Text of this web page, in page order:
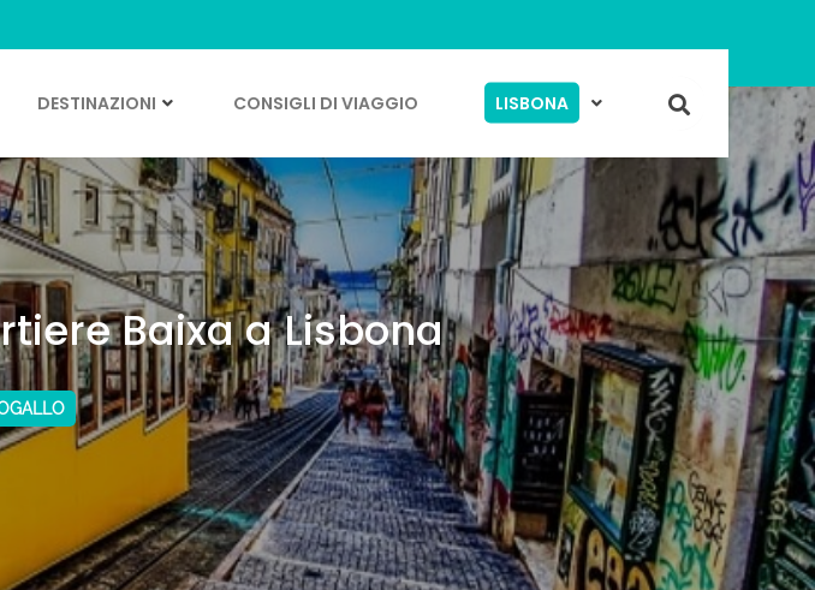
DESTINAZIONI CONSIGLI DI VIAGGIO LISBONA
Baixa a Lisbona